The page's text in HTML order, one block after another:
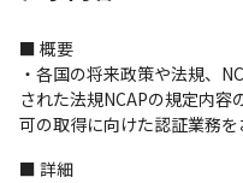
■ 概要
・各国の将来政策や法規、
された法規NCAPの規定内
可の取得に向けた認証業務
■ 詳細